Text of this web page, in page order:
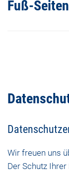
Fuß-Seiten
Wir freuen uns
Der Schutz